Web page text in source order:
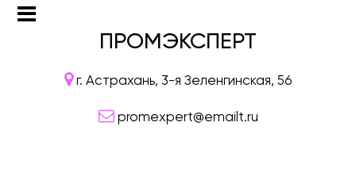
ПРОМЭКСПЕРТ
г. Астрахань, 3-я Зеленгинская, 56
promexpert@emailt.ru